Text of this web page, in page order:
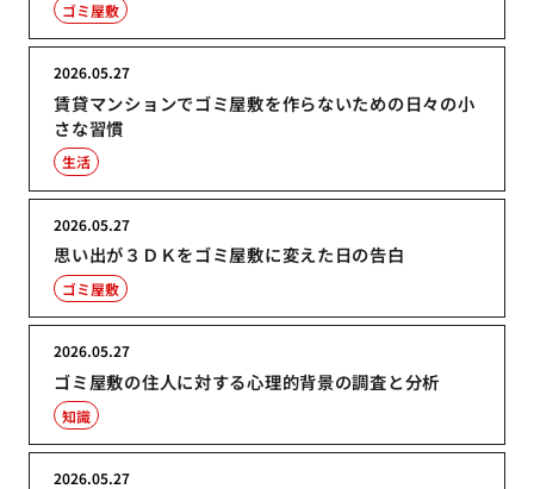
ゴミ屋敷
賃貸マンションでゴミ屋敷を作らないための日々の小
さな習慣
2026.05.27
生活
思い出が３ＤＫをゴミ屋敷に変えた日の告白
2026.05.27
ゴミ屋敷
ゴミ屋敷の住人に対する心理的背景の調査と分析
2026.05.27
知識
2026.05.27